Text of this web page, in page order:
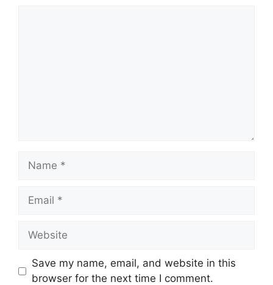
Name
Email
Website
Save my name, email, and website in this
browser for the next time I comment.